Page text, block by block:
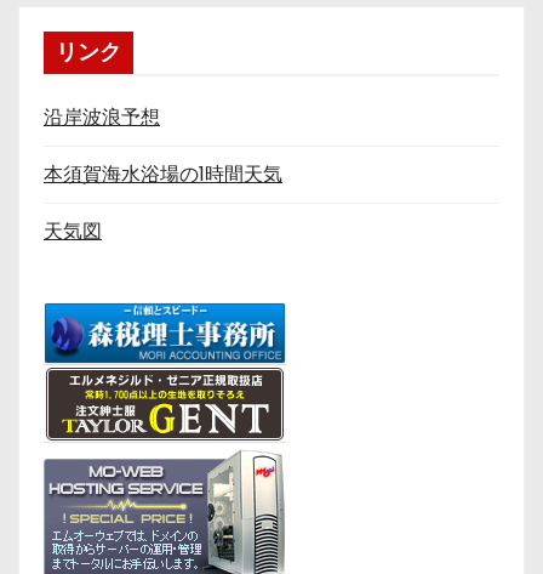
リンク
沿岸波浪予想
本須賀海水浴場の1時間天気
天気図